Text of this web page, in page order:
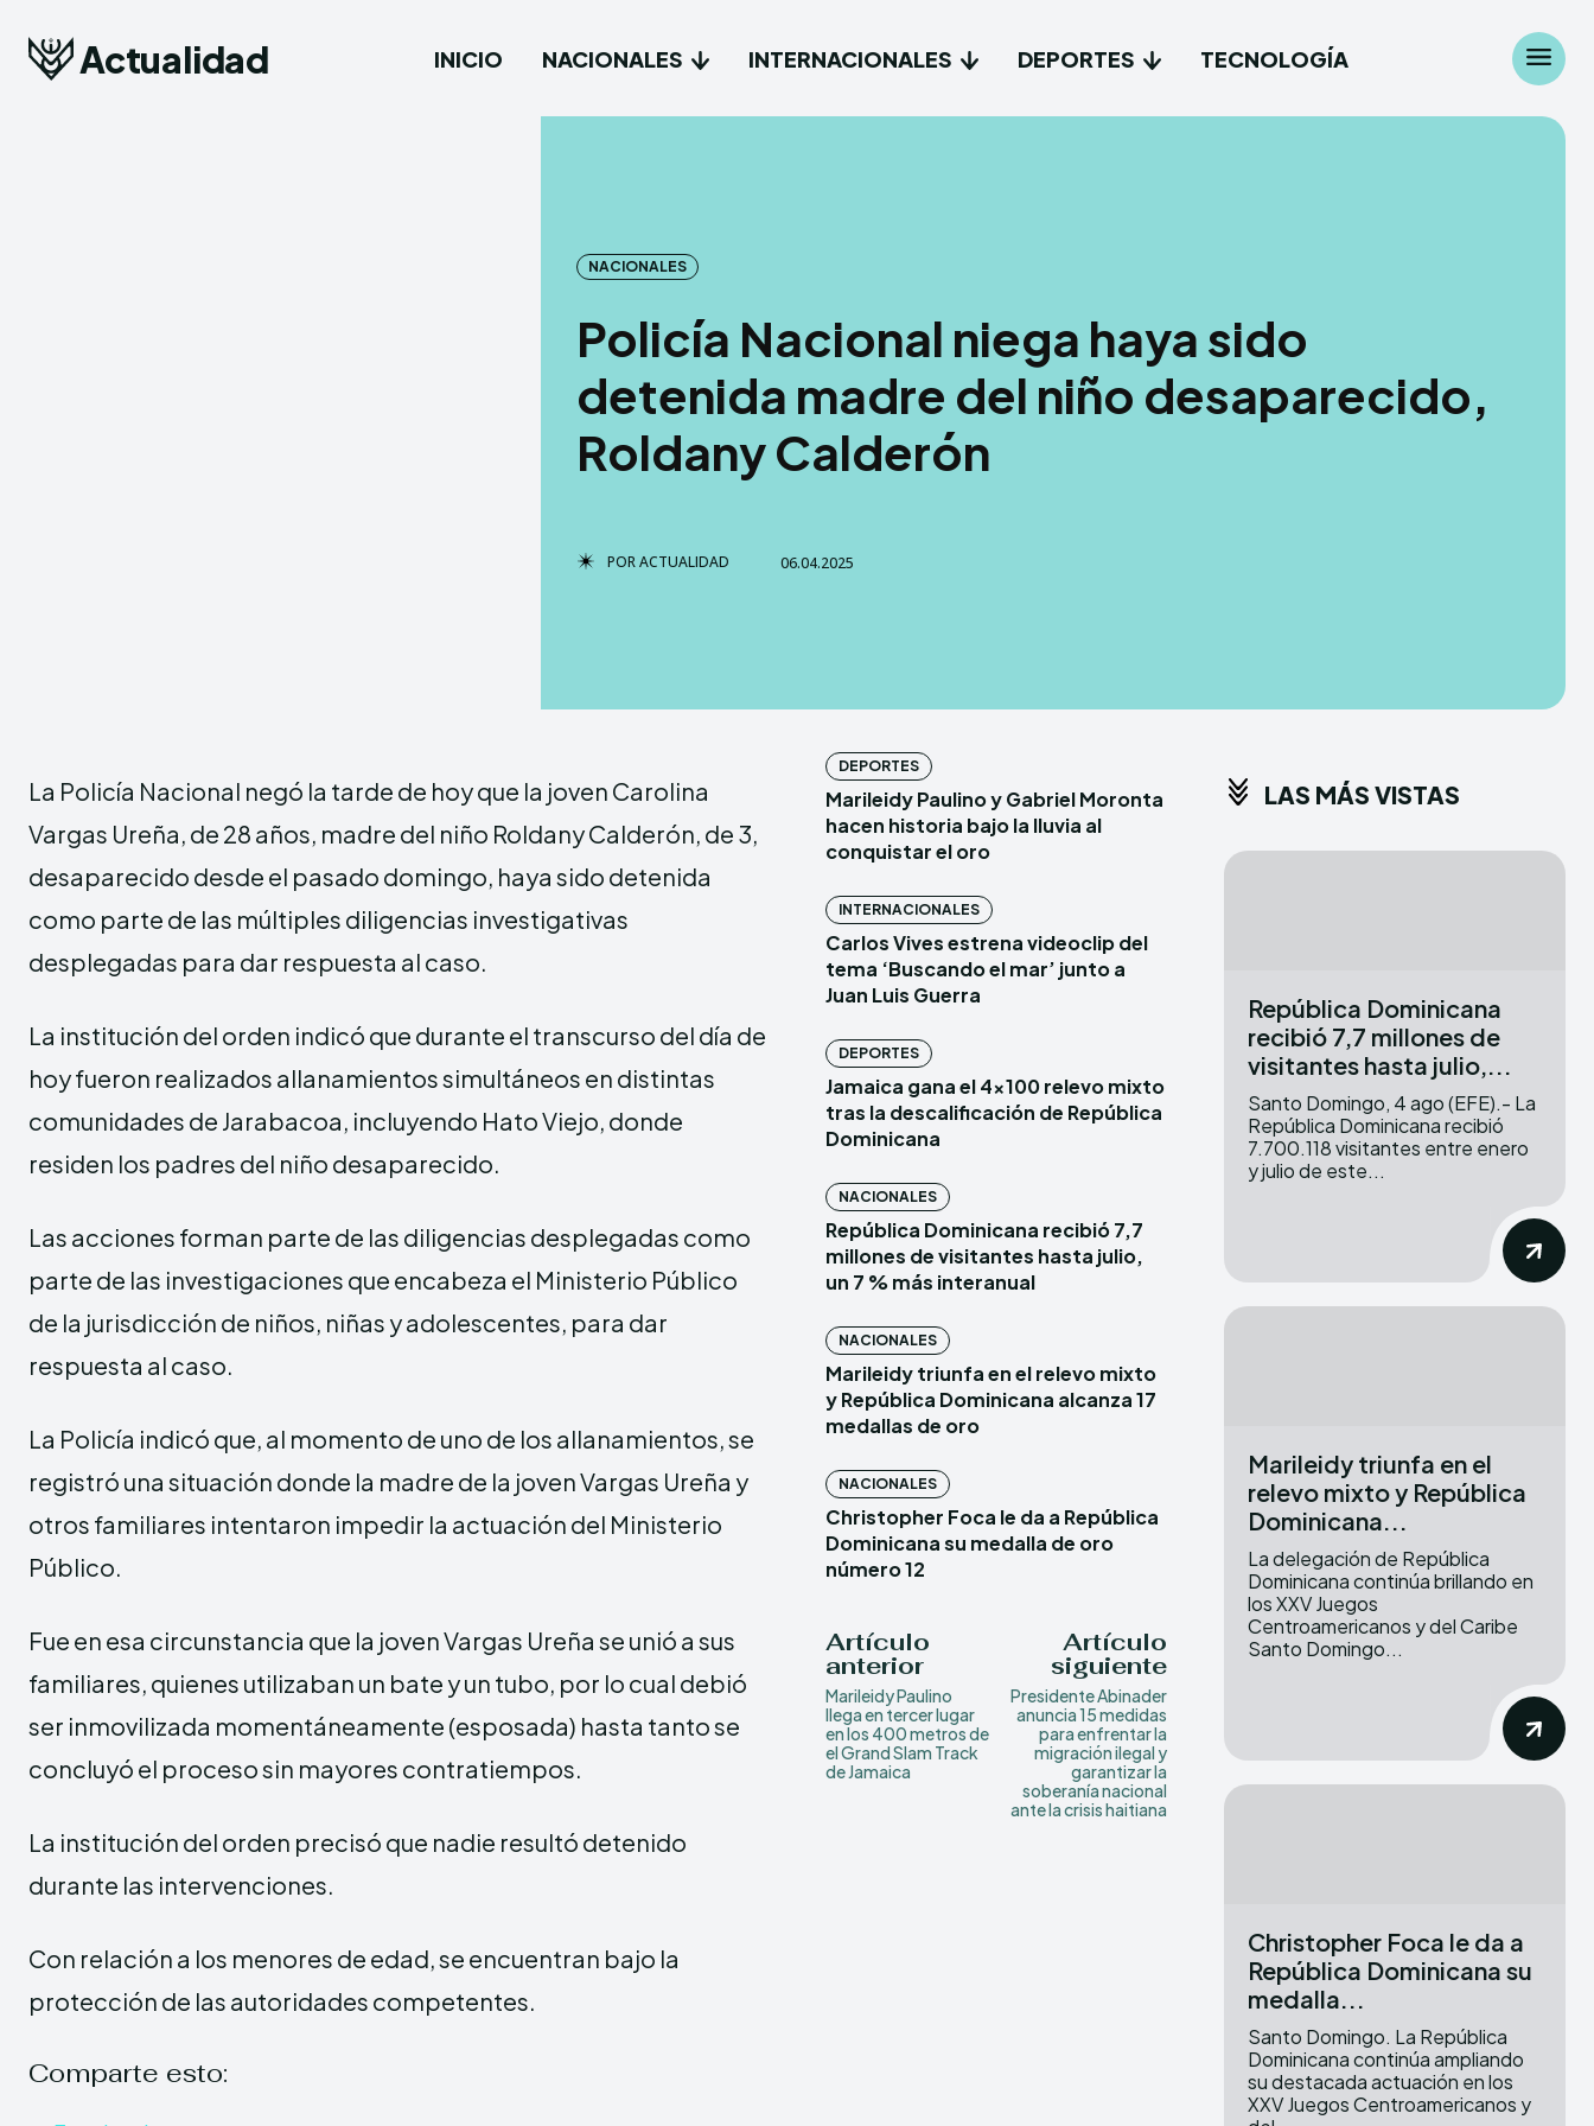
Actualidad INICIO NACIONALES INTERNACIONALES DEPORTES TECNOLOGÍA
NACIONALES
Policía Nacional niega haya sido
detenida madre del niño desaparecido,
Roldany Calderón
PORACTUALIDAD 06.04.2025
La Policía Nacional negó la tarde de hoy que la joven Carolina
Vargas Ureña, de 28 años, madre del niño Roldany Calderón, de 3,
desaparecido desde el pasado domingo, haya sido detenida
como parte de las múltiples diligencias investigativas
desplegadas para dar respuesta al caso.
La institución del orden indicó que durante el transcurso del día de
hoy fueron realizados allanamientos simultáneos en distintas
comunidades de Jarabacoa, incluyendo Hato Viejo, donde
residen los padres del niño desaparecido.
Las acciones forman parte de las diligencias desplegadas como
parte de las investigaciones que encabeza el Ministerio Público
de la jurisdicción de niños, niñas y adolescentes, para dar
respuesta al caso.
La Policía indicó que, al momento de uno de los allanamientos, se
registró una situación donde la madre de la joven Vargas Ureña y
otros familiares intentaron impedir la actuación del Ministerio
Público.
Fue en esa circunstancia que la joven Vargas Ureña se unió a sus
familiares, quienes utilizaban un bate y un tubo, por lo cual debió
ser inmovilizada momentáneamente (esposada) hasta tanto se
concluyó el proceso sin mayores contratiempos.
La institución del orden precisó que nadie resultó detenido
durante las intervenciones.
Con relación a los menores de edad, se encuentran bajo la
protección de las autoridades competentes.
Comparte esto:
DEPORTES
Marileidy Paulino y Gabriel Moronta
hacen historia bajo la lluvia al
conquistar el oro
INTERNACIONALES
Carlos Vives estrena videoclip del
tema ‘Buscando el mar’ junto a
Juan Luis Guerra
DEPORTES
Jamaica gana el 4×100 relevo mixto
tras la descalificación de República
Dominicana
NACIONALES
República Dominicana recibió 7,7
millones de visitantes hasta julio,
un 7 % más interanual
NACIONALES
Marileidy triunfa en el relevo mixto
y República Dominicana alcanza 17
medallas de oro
NACIONALES
Christopher Foca le da a República
Dominicana su medalla de oro
número 12
Artículo
anterior
Marileidy Paulino
llega en tercer lugar
en los 400 metros de
el Grand Slam Track
de Jamaica
Artículo
siguiente
Presidente Abinader
anuncia 15 medidas
para enfrentar la
migración ilegal y
garantizar la
soberanía nacional
ante la crisis haitiana
LAS MÁS VISTAS
República Dominicana
recibió 7,7 millones de
visitantes hasta julio,...
Santo Domingo, 4 ago (EFE).- La
República Dominicana recibió
7.700.118 visitantes entre enero
y julio de este...
Marileidy triunfa en el
relevo mixto y República
Dominicana...
La delegación de República
Dominicana continúa brillando en
los XXV Juegos
Centroamericanos y del Caribe
Santo Domingo...
Christopher Foca le da a
República Dominicana su
medalla...
Santo Domingo. La República
Dominicana continúa ampliando
su destacada actuación en los
XXV Juegos Centroamericanos y